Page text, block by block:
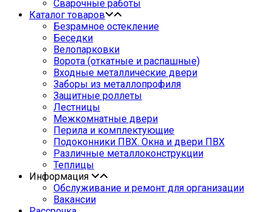
Сварочные работы
Каталог товаров
Безрамное остекление
Беседки
Велопарковки
Ворота (откатные и распашные)
Входные металлические двери
Заборы из металлопрофиля
Защитные роллеты
Лестницы
Межкомнатные двери
Перила и комплектующие
Подоконники ПВХ. Окна и двери ПВХ
Различные металлоконструкции
Теплицы
Информация
Обслуживание и ремонт для организации
Вакансии